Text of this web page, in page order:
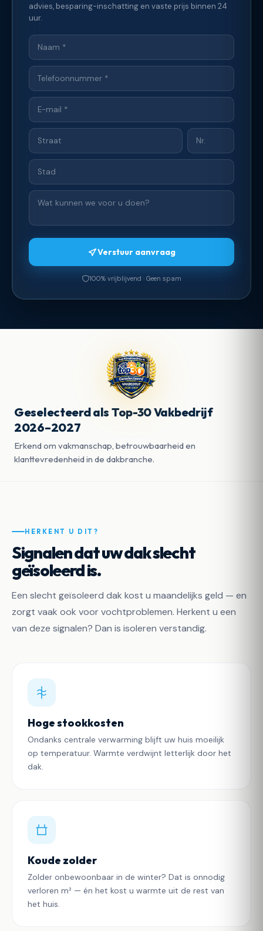
advies, besparing-inschatting en vaste prijs binnen 24
uur.
Verstuur aanvraag
100% vrijblijvend · Geen spam
Geselecteerd als Top-30 Vakbedrijf
2026–2027
Erkend om vakmanschap, betrouwbaarheid en
klanttevredenheid in de dakbranche.
HERKENT U DIT?
Signalen dat uw dak slecht
geïsoleerd is.
Een slecht geïsoleerd dak kost u maandelijks geld — en
zorgt vaak ook voor vochtproblemen. Herkent u een
van deze signalen? Dan is isoleren verstandig.
Hoge stookkosten
Ondanks centrale verwarming blijft uw huis moeilijk
op temperatuur. Warmte verdwijnt letterlijk door het
dak.
Koude zolder
Zolder onbewoonbaar in de winter? Dat is onnodig
verloren m² — én het kost u warmte uit de rest van
het huis.